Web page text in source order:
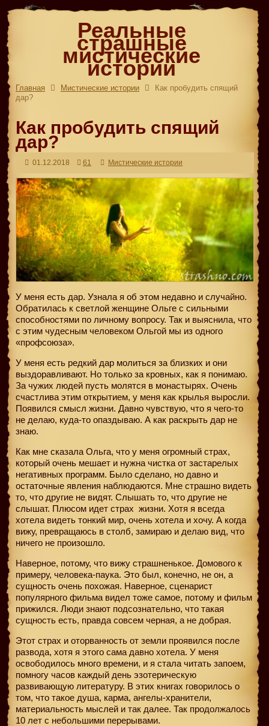
Реальные
страшные
мистические
истории
Главная Мистические истории
Как пробудить спящий
дар?
Как пробудить спящий
дар?
01.12.2018 61 Мистические истории
У меня есть дар. Узнала я об этом недавно и случайно.
Обратилась к светлой женщине Ольге с сильными
способностями по личному вопросу. Так и выяснила, что
с этим чудесным человеком Ольгой мы из одного
«профсоюза».
У меня есть редкий дар молиться за близких и они
выздоравливают. Но только за кровных, как я понимаю.
За чужих людей пусть молятся в монастырях. Очень
счастлива этим открытием, у меня как крылья выросли.
Появился смысл жизни. Давно чувствую, что я чего-то
не делаю, куда-то опаздываю. А как раскрыть дар не
знаю.
Как мне сказала Ольга, что у меня огромный страх,
который очень мешает и нужна чистка от застарелых
негативных программ. Было сделано, но давно и
остаточные явления наблюдаются. Мне страшно видеть
то, что другие не видят. Слышать то, что другие не
слышат. Плюсом идет страх жизни. Хотя я всегда
хотела видеть тонкий мир, очень хотела и хочу. А когда
вижу, превращаюсь в столб, замираю и делаю вид, что
ничего не произошло.
Наверное, потому, что вижу страшненькое. Домового к
примеру, человека-паука. Это был, конечно, не он, а
сущность очень похожая. Наверное, сценарист
популярного фильма видел тоже самое, потому и фильм
прижился. Люди знают подсознательно, что такая
сущность есть, правда совсем черная, а не добрая.
Этот страх и оторванность от земли проявился после
развода, хотя я этого сама давно хотела. У меня
освободилось много времени, и я стала читать запоем,
помногу часов каждый день эзотерическую
развивающую литературу. В этих книгах говорилось о
том, что такое душа, карма, ангелы-хранители,
материальность мыслей и так далее. Так продолжалось
10 лет с небольшими перерывами.